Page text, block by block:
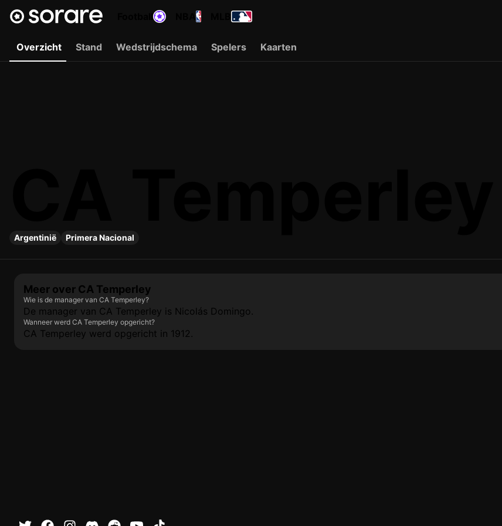
Overzicht Stand Wedstrijdschema Spelers Kaarten
Argentinië Primera Nacional
Meer over CA Temperley
Wie is de manager van CA Temperley?
De manager van CA Temperley is Nicolás Domingo.
Wanneer werd CA Temperley opgericht?
CA Temperley werd opgericht in 1912.